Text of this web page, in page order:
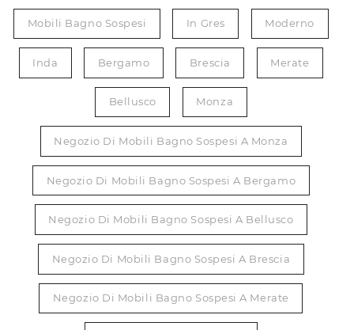
Mobili Bagno Sospesi In Gres Moderno
Inda Bergamo Brescia Merate
Bellusco Monza
Negozio Di Mobili Bagno Sospesi A Monza
Negozio Di Mobili Bagno Sospesi A Bergamo
Negozio Di Mobili Bagno Sospesi A Bellusco
Negozio Di Mobili Bagno Sospesi A Brescia
Negozio Di Mobili Bagno Sospesi A Merate